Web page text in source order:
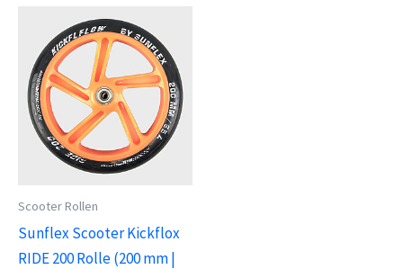
Scooter Rollen
Sunflex Scooter Kickflox
RIDE 200 Rolle (200 mm |